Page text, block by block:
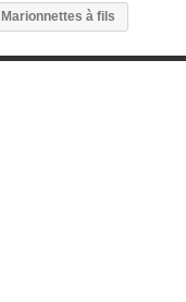
Marionnettes à fils